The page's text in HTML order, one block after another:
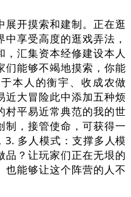
开摸索和建制。正在逛
享受高度的逛戏弄法，
汇集资本经修建设本人
们能够不竭地摸索，你能
本人的衡宇、收成农做
近大冒险此中添加五种烦
村平易近常典范的我的世
制，接管使命，可获得一
多人模式：支撑多人模
品？让玩家们正在无垠的
也能够让这个阵营的人不